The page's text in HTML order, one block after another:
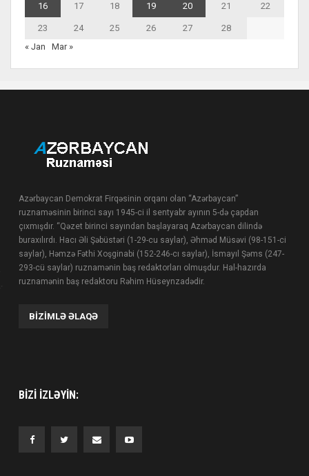
16 17 18 19 20 21 22
23 24 25 26 27
28
« Jan
Mar »
Azərbaycan Demokrat Firqəsinin orqanı olan “Azərbaycan”
ruznaməsinin birinci sayı 1945-ci il sentyabr ayının 5-də çapdan
çıxmışdır. “Qəzet birinci sayından başlayaraq Azərbaycan dilində
buraxılırdı. Hacı Əli Şəbüstəri (1-29-cu saylar), Əhməd Müsəvi (98-151-ci
saylar), Həmzə Fəthi Xoşginabi (152-246-cı saylar), İsmayıl Şəms (247-
293-cü saylar) ruznamənin baş redaktorları olmuşdur. Hal-hazırda
ruznamənin baş redaktoru Rəhim Hüseynzadədir.
BIZIMLƏ ƏLAQƏ
BIZI IZLƏYIN: